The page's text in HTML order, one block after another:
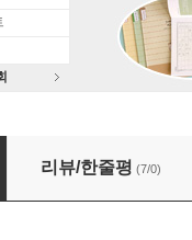
수
리뷰/한줄평 (7/0)